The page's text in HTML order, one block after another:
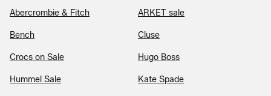
Abercrombie & Fitch ARKET sale
Bench Cluse
Crocs on Sale Hugo Boss
Hummel Sale Kate Spade